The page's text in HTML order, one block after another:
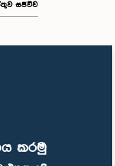
කරමු
සජීවීව